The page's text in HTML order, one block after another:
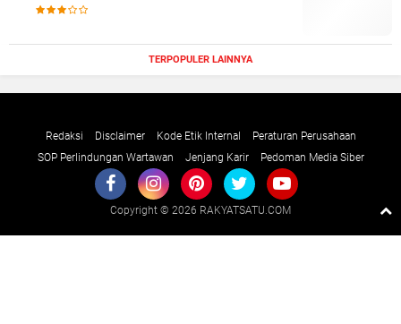
TERPOPULER LAINNYA
Redaksi Disclaimer Kode Etik Internal
Peraturan Perusahaan
SOP Perlindungan Wartawan
Jenjang Karir Pedoman Media Siber
Copyright © 2026 RAKYATSATU.COM
Raushan